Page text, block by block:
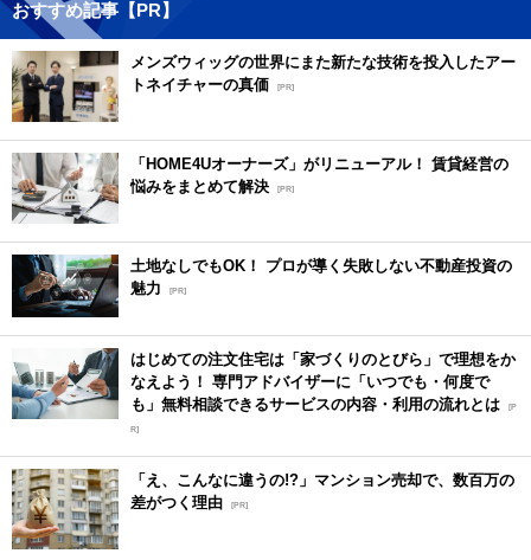
おすすめ記事【PR】
メンズウィッグの世界にまた新たな技術を投入したアー
トネイチャーの真価
[PR]
「HOME4Uオーナーズ」がリニューアル！ 賃貸経営の
悩みをまとめて解決 [PR]
土地なしでもOK！ プロが導く失敗しない不動産投資の
魅力
[PR]
はじめての注文住宅は「家づくりのとびら」で理想をか
なえよう！ 専門アドバイザーに「いつでも・何度で
も」無料相談できるサービスの内容・利用の流れとは [P
R]
「え、こんなに違うの!?」マンション売却で、数百万の
差がつく理由 [PR]